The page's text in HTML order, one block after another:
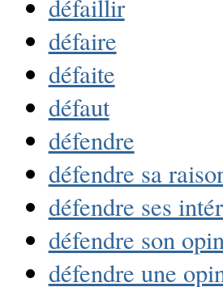
défaillir
défaire
défaite
défaut
défendre
défendre sa
défendre ses
défendre son
défendre une